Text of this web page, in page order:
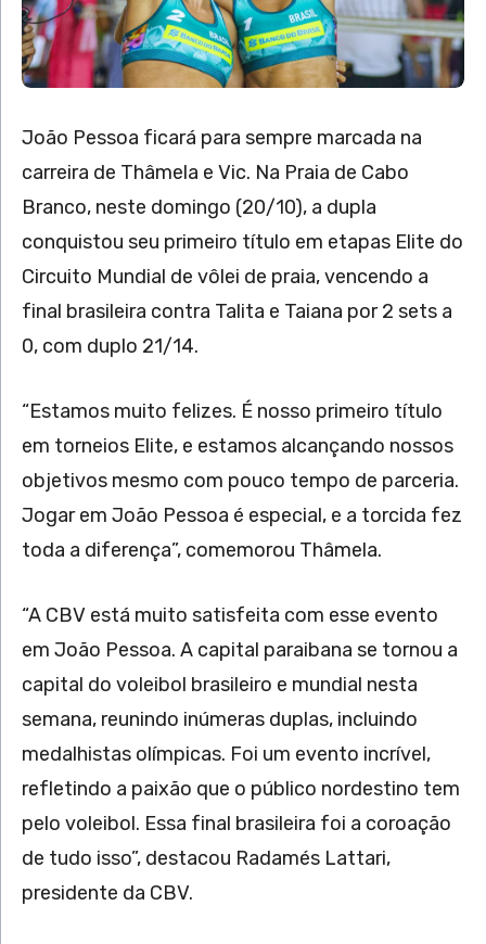
João Pessoa ficará para sempre marcada na
carreira de Thâmela e Vic. Na Praia de Cabo
Branco, neste domingo (20/10), a dupla
conquistou seu primeiro título em etapas Elite do
Circuito Mundial de vôlei de praia, vencendo a
final brasileira contra Talita e Taiana por 2 sets a
0, com duplo 21/14.
“Estamos muito felizes. É nosso primeiro título
em torneios Elite, e estamos alcançando nossos
objetivos mesmo com pouco tempo de parceria.
Jogar em João Pessoa é especial, e a torcida fez
toda a diferença”, comemorou Thâmela.
“A CBV está muito satisfeita com esse evento
em João Pessoa. A capital paraibana se tornou a
capital do voleibol brasileiro e mundial nesta
semana, reunindo inúmeras duplas, incluindo
medalhistas olímpicas. Foi um evento incrível,
refletindo a paixão que o público nordestino tem
pelo voleibol. Essa final brasileira foi a coroação
de tudo isso”, destacou Radamés Lattari,
presidente da CBV.